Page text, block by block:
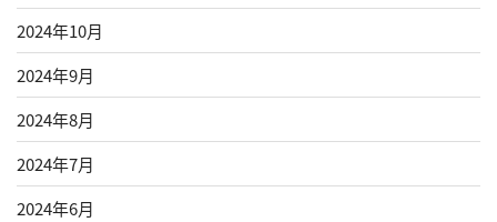
2024年10月
2024年9月
2024年8月
2024年7月
2024年6月